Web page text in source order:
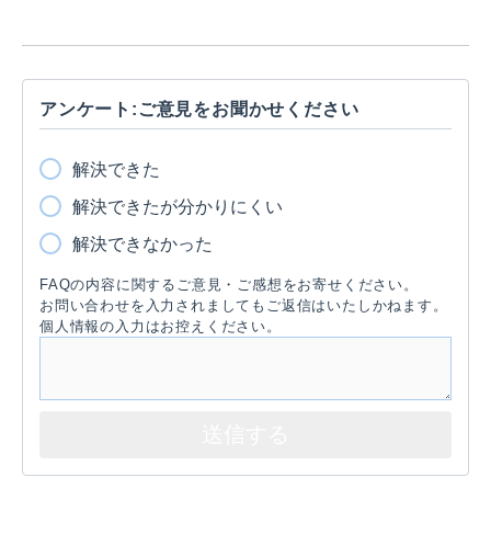
アンケート:ご意見をお聞かせください
解決できた
解決できたが分かりにくい
解決できなかった
FAQの内容に関するご意見・ご感想をお寄せください。
お問い合わせを入力されましてもご返信はいたしかねます。
個人情報の入力はお控えください。